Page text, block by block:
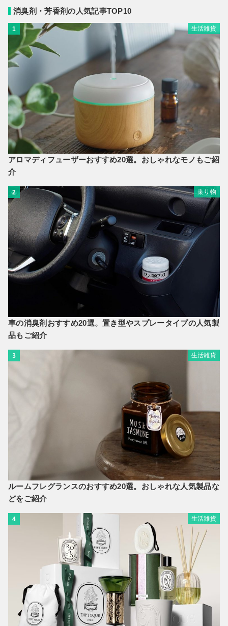
消臭剤・芳香剤の人気記事TOP10
1 生活雑貨
アロマディフューザーおすすめ20選。おしゃれなモノもご紹
介
2 乗り物
車の消臭剤おすすめ20選。置き型やスプレータイプの人気製
品もご紹介
3 生活雑貨
ルームフレグランスのおすすめ20選。おしゃれな人気製品な
どをご紹介
4 生活雑貨